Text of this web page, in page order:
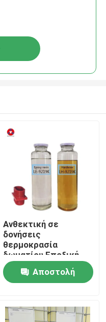
Ανθεκτική σε
δονήσεις
θερμοκρασία
δωματίου Εποξική
ένωση για
ενσωμάτωση
μετασχηματιστή
ρωγμές
Αποστολή